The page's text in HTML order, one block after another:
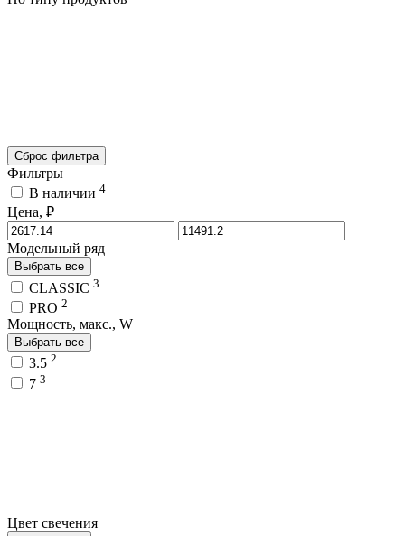
Сброс фильтра
Фильтры
В наличии 4
Цена, ₽
Модельный ряд
Выбрать все
CLASSIC 3
PRO 2
Мощность, макс., W
Выбрать все
3.5 2
7 3
Цвет свечения